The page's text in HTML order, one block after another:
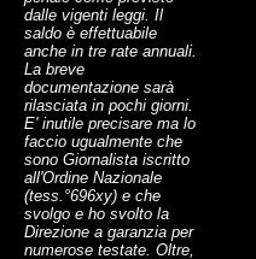
dalle vigenti leggi. Il
saldo è effettuabile
anche in tre rate annuali.
La breve
documentazione sarà
rilasciata in pochi giorni.
E' inutile precisare ma lo
faccio ugualmente che
sono Giornalista iscritto
all'Ordine Nazionale
(tess.°696xy) e che
svolgo e ho svolto la
Direzione a garanzia per
numerose testate. Oltre,